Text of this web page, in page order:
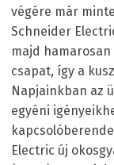
végére már
Schneider
majd
csapat, így a
Napjainkban az
egyéni
Electric új